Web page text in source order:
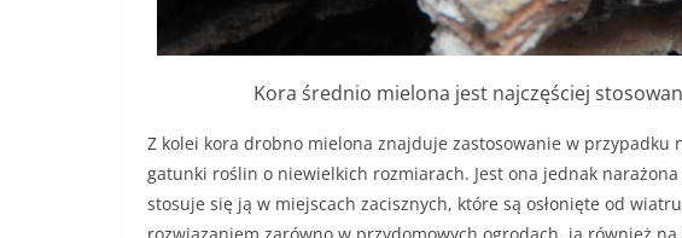
Kora średnio mielona jest najczęściej
Z kolei kora drobno mielona znajduje zastosowanie w przypadku
gatunki roślin o niewielkich rozmiarach. Jest ona jednak
stosuje się ją w miejscach zacisznych, które są osłonięte od
rozwiązaniem zarówno w przydomowych ogrodach, ja również na